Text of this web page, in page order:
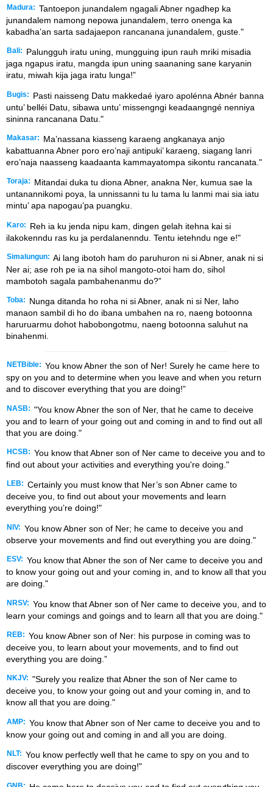
Madura: Tantoepon junandalem ngagali Abner ngadhep ka
junandalem namong nepowa junandalem, terro onenga ka
kabadha’an sarta sadajaepon rancanana junandalem, guste."
Bali:
Palungguh iratu uning, mungguing ipun rauh mriki misadia
jaga ngapus iratu, mangda ipun uning saananing sane karyanin
iratu, miwah kija jaga iratu lunga!”
Bugis:
Pasti naisseng Datu makkedaé iyaro apolénna Abnér banna
untu’ belléi Datu, sibawa untu’ missengngi keadaangngé nenniya
sininna rancanana Datu."
Makasar:
Ma’nassana kiasseng karaeng angkanaya anjo
kabattuanna Abner poro ero’naji antipuki’ karaeng, siagang lanri
ero’naja naasseng kaadaanta kammayatompa sikontu rancanata."
Toraja:
Mitandai duka tu diona Abner, anakna Ner, kumua sae la
untanannikomi poya, la unnissanni tu lu tama lu lanmi mai sia iatu
mintu’ apa napogau’pa puangku.
Karo:
Reh ia ku jenda nipu kam, dingen gelah itehna kai si
ilakokenndu ras ku ja perdalanenndu. Tentu ietehndu nge e!"
Simalungun: Ai lang ibotoh ham do paruhuron ni si Abner, anak ni si
Ner ai; ase roh pe ia na sihol mangoto-otoi ham do, sihol
mambotoh sagala pambahenanmu do?”
Toba:
Nunga ditanda ho roha ni si Abner, anak ni si Ner, laho
manaon sambil di ho do ibana umbahen na ro, naeng botoonna
haruruarmu dohot habobongotmu, naeng botoonna saluhut na
binahenmi.
NETBible: You know Abner the son of Ner! Surely he came here to
spy on you and to determine when you leave and when you return
and to discover everything that you are doing!”
NASB: "You know Abner the son of Ner, that he came to deceive
you and to learn of your going out and coming in and to find out all
that you are doing."
HCSB: You know that Abner son of Ner came to deceive you and to
find out about your activities and everything you're doing."
LEB: Certainly you must know that Ner’s son Abner came to
deceive you, to find out about your movements and learn
everything you’re doing!"
NIV: You know Abner son of Ner; he came to deceive you and
observe your movements and find out everything you are doing."
ESV: You know that Abner the son of Ner came to deceive you and
to know your going out and your coming in, and to know all that you
are doing."
NRSV: You know that Abner son of Ner came to deceive you, and to
learn your comings and goings and to learn all that you are doing."
REB: You know Abner son of Ner: his purpose in coming was to
deceive you, to learn about your movements, and to find out
everything you are doing.”
NKJV: "Surely you realize that Abner the son of Ner came to
deceive you, to know your going out and your coming in, and to
know all that you are doing."
AMP: You know that Abner son of Ner came to deceive you and to
know your going out and coming in and all you are doing.
NLT: You know perfectly well that he came to spy on you and to
discover everything you are doing!"
GNB: